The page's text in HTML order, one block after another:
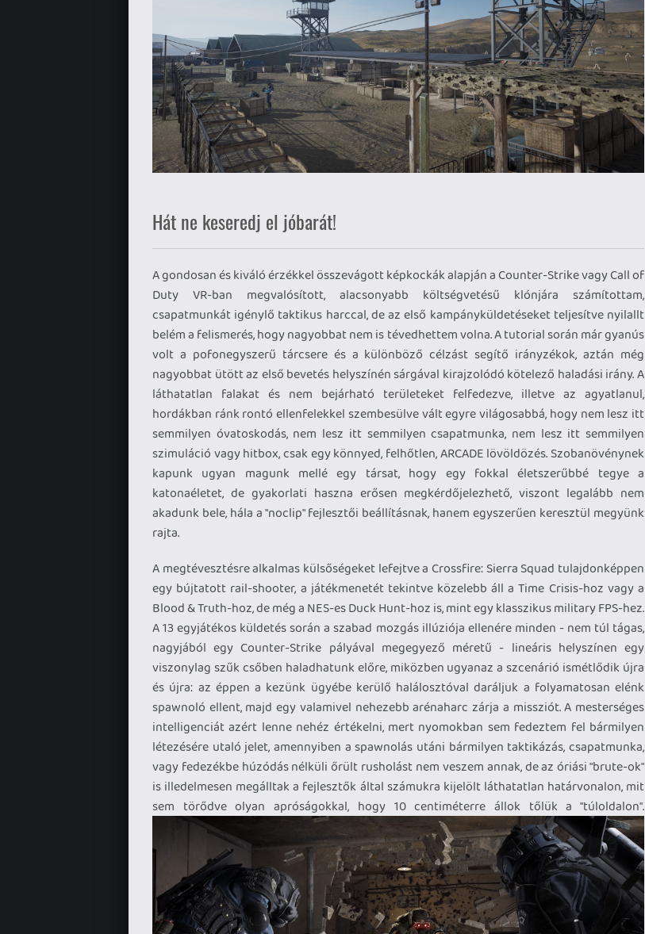
Hát ne keseredj el jóbarát!
A gondosan és kiváló érzékkel összevágott képkockák alapján a Counter-Strike vagy Call of
Duty VR-ban megvalósított, alacsonyabb költségvetésű klónjára számítottam,
csapatmunkát igénylő taktikus harccal, de az első kampányküldetéseket teljesítve nyilallt
belém a felismerés, hogy nagyobbat nem is tévedhettem volna. A tutorial során már gyanús
volt a pofonegyszerű tárcsere és a különböző célzást segítő irányzékok, aztán még
nagyobbat ütött az első bevetés helyszínén sárgával kirajzolódó kötelező haladási irány. A
láthatatlan falakat és nem bejárható területeket felfedezve, illetve az agyatlanul,
hordákban ránk rontó ellenfelekkel szembesülve vált egyre világosabbá, hogy nem lesz itt
semmilyen óvatoskodás, nem lesz itt semmilyen csapatmunka, nem lesz itt semmilyen
szimuláció vagy hitbox, csak egy könnyed, felhőtlen, ARCADE lövöldözés. Szobanövénynek
kapunk ugyan magunk mellé egy társat, hogy egy fokkal életszerűbbé tegye a
katonaéletet, de gyakorlati haszna erősen megkérdőjelezhető, viszont legalább nem
akadunk bele, hála a "noclip" fejlesztői beállításnak, hanem egyszerűen keresztül megyünk
rajta.
A megtévesztésre alkalmas külsőségeket lefejtve a Crossfire: Sierra Squad tulajdonképpen
egy bújtatott rail-shooter, a játékmenetét tekintve közelebb áll a Time Crisis-hoz vagy a
Blood & Truth-hoz, de még a NES-es Duck Hunt-hoz is, mint egy klasszikus military FPS-hez.
A 13 egyjátékos küldetés során a szabad mozgás illúziója ellenére minden - nem túl tágas,
nagyjából egy Counter-Strike pályával megegyező méretű - lineáris helyszínen egy
viszonylag szűk csőben haladhatunk előre, miközben ugyanaz a szcenárió ismétlődik újra
és újra: az éppen a kezünk ügyébe kerülő halálosztóval daráljuk a folyamatosan elénk
spawnoló ellent, majd egy valamivel nehezebb arénaharc zárja a missziót. A mesterséges
intelligenciát azért lenne nehéz értékelni, mert nyomokban sem fedeztem fel bármilyen
létezésére utaló jelet, amennyiben a spawnolás utáni bármilyen taktikázás, csapatmunka,
vagy fedezékbe húzódás nélküli őrült rusholást nem veszem annak, de az óriási "brute-ok"
is illedelmesen megálltak a fejlesztők által számukra kijelölt láthatatlan határvonalon, mit
sem törődve olyan apróságokkal, hogy 10 centiméterre állok tőlük a "túloldalon".